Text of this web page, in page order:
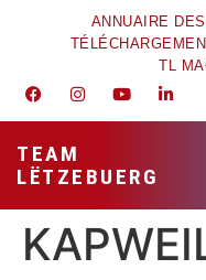
ANNUAIRE
TL
TEAM
LËTZEBUERG